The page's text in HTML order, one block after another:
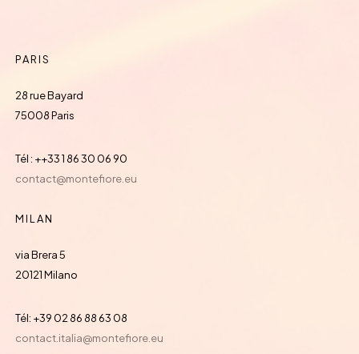
PARIS
28 rue Bayard
75008 Paris
Tél : ++33 1 86 30 06 90
contact@montefiore.eu
MILAN
via Brera 5
20121 Milano
Tél: +39 02 86 88 63 08
contact.italia@montefiore.eu